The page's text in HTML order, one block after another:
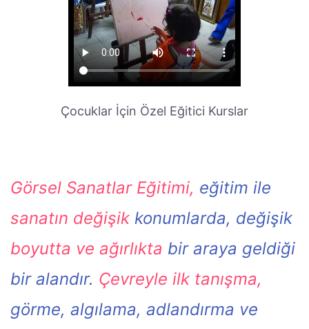
Çocuklar İçin Özel Eğitici Kurslar
Görsel Sanatlar Eğitimi, eğitim ile
sanatın değişik konumlarda, değişik
boyutta ve ağırlıkta bir araya geldiği
bir alandır. Çevreyle ilk tanışma,
görme, algılama, adlandırma ve